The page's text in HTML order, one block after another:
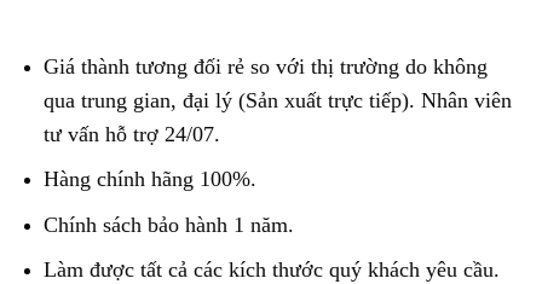
Giá thành tương đối rẻ so với thị trường do không
qua trung gian, đại lý (Sản xuất trực tiếp). Nhân viên
tư vấn hỗ trợ 24/07.
Hàng chính hãng 100%.
Chính sách bảo hành 1 năm.
Làm được tất cả các kích thước quý khách yêu cầu.